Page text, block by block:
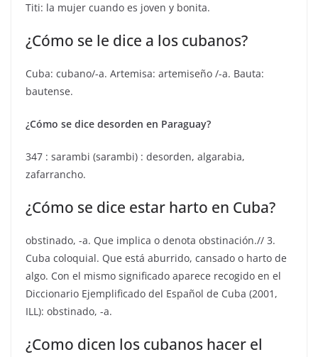
Titi: la mujer cuando es joven y bonita.
¿Cómo se le dice a los cubanos?
Cuba: cubano/-a. Artemisa: artemiseño /-a. Bauta:
bautense.
¿Cómo se dice desorden en Paraguay?
347 : sarambi (sarambi) : desorden, algarabia,
zafarrancho.
¿Cómo se dice estar harto en Cuba?
obstinado, -a. Que implica o denota obstinación.// 3.
Cuba coloquial. Que está aburrido, cansado o harto de
algo. Con el mismo significado aparece recogido en el
Diccionario Ejemplificado del Español de Cuba (2001,
ILL): obstinado, -a.
¿Como dicen los cubanos hacer el